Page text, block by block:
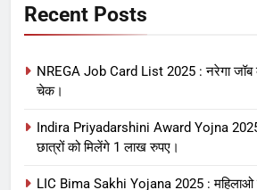
Recent Posts
NREGA Job Card List 2025 : नरेगा जॉब
चेक।
Indira Priyadarshini Award Yojna 2025
छात्रों को मिलेंगे 1 लाख रुपए।
LIC Bima Sakhi Yojana 2025 : महिलाओ